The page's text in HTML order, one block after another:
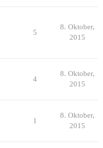
5
8. Oktober,
2015
4
8. Oktober,
2015
1
8. Oktober,
2015